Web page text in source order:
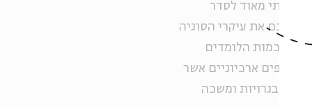
אהבתי מאוד לסדר
מסכם את עיקרי הסוגיה
כמות הלומדים
לא כולל לימודי דפים ארכיוניים אשר
לבגרויות ומשכה